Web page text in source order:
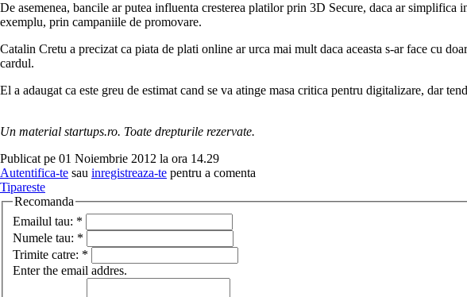
De asemenea, bancile ar putea influenta cresterea platilor prin 3D Secure, daca ar
exemplu, prin campaniile de promovare.
Catalin Cretu a precizat ca piata de plati online ar urca mai mult daca aceasta s-ar face cu
cardul.
El a adaugat ca este greu de estimat cand se va atinge masa critica pentru digitalizare, dar
Un material startups.ro. Toate drepturile rezervate.
Publicat pe 01 Noiembrie 2012 la ora 14.29
Autentifica-te sau inregistreaza-te pentru a comenta
Tipareste
Recomanda
Emailul tau: *
Numele tau: *
Trimite catre: *
Enter the email addres.